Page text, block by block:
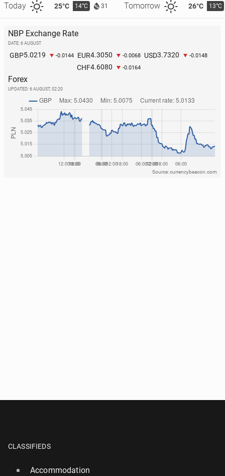
Today 25°C 14°C 31 Tomorrow 26°C 13°C
NBP Exchange Rate
DATE: 6 AUGUST
GBP5.0219 -0.0144 EUR4.3050 -0.0068 USD3.7320 -0.0148
CHF4.6080 -0.0164
Forex
UPDATED: 6 AUGUST, 02:20
Source: currencybeacon.com
CLASSIFIEDS
Accommodation